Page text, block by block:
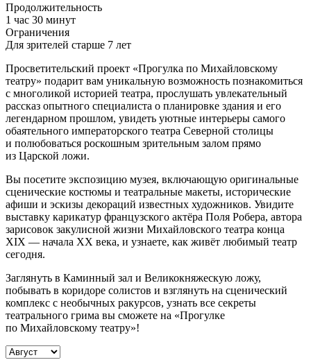
Продолжительность
1 час 30 минут
Ограничения
Для зрителей старше 7 лет
Просветительский проект «Прогулка по Михайловскому
театру» подарит вам уникальную возможность познакомиться
с многоликой историей театра, прослушать увлекательный
рассказ опытного специалиста о планировке здания и его
легендарном прошлом, увидеть уютные интерьеры самого
обаятельного императорского театра Северной столицы
и полюбоваться роскошным зрительным залом прямо
из Царской ложи.
Вы посетите экспозицию музея, включающую оригинальные
сценические костюмы и театральные макеты, исторические
афиши и эскизы декораций известных художников. Увидите
выставку карикатур французского актёра Поля Робера, автора
зарисовок закулисной жизни Михайловского театра конца
XIX — начала XX века, и узнаете, как живёт любимый театр
сегодня.
Заглянуть в Каминный зал и Великокняжескую ложу,
побывать в коридоре солистов и взглянуть на сценический
комплекс с необычных ракурсов, узнать все секреты
театрального грима вы сможете на «Прогулке
по Михайловскому театру»!